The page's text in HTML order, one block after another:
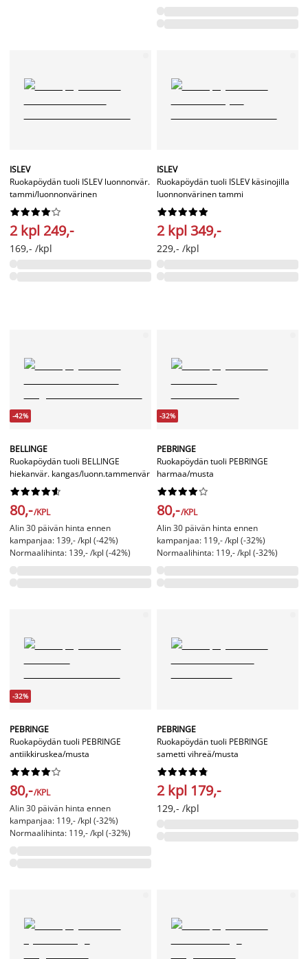
ISLEV
Ruokapöydän tuoli ISLEV luonnonvär.
tammi/luonnonvärinen






2 kpl 249,-
169,- /kpl
ISLEV
Ruokapöydän tuoli ISLEV käsinojilla
luonnonvärinen tammi






2 kpl 349,-
229,- /kpl
-42%
BELLINGE
Ruokapöydän tuoli BELLINGE
hiekanvär. kangas/luonn.tammenvär






80,-/KPL
Alin 30 päivän hinta ennen
kampanjaa: 139,- /kpl (-42%)
Normaalihinta: 139,- /kpl (-42%)
-32%
PEBRINGE
Ruokapöydän tuoli PEBRINGE
harmaa/musta






80,-/KPL
Alin 30 päivän hinta ennen
kampanjaa: 119,- /kpl (-32%)
Normaalihinta: 119,- /kpl (-32%)
-32%
PEBRINGE
Ruokapöydän tuoli PEBRINGE
antiikkiruskea/musta






80,-/KPL
Alin 30 päivän hinta ennen
kampanjaa: 119,- /kpl (-32%)
Normaalihinta: 119,- /kpl (-32%)
PEBRINGE
Ruokapöydän tuoli PEBRINGE
sametti vihreä/musta






2 kpl 179,-
129,- /kpl